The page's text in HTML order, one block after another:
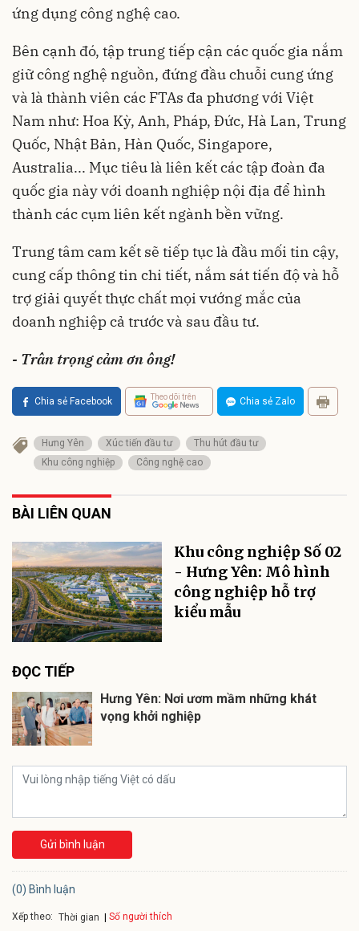
ứng dụng công nghệ cao.
Bên cạnh đó, tập trung tiếp cận các quốc gia nắm
giữ công nghệ nguồn, đứng đầu chuỗi cung ứng
và là thành viên các FTAs đa phương với Việt
Nam như: Hoa Kỳ, Anh, Pháp, Đức, Hà Lan, Trung
Quốc, Nhật Bản, Hàn Quốc, Singapore,
Australia... Mục tiêu là liên kết các tập đoàn đa
quốc gia này với doanh nghiệp nội địa để hình
thành các cụm liên kết ngành bền vững.
Trung tâm cam kết sẽ tiếp tục là đầu mối tin cậy,
cung cấp thông tin chi tiết, nắm sát tiến độ và hỗ
trợ giải quyết thực chất mọi vướng mắc của
doanh nghiệp cả trước và sau đầu tư.
- Trân trọng cảm ơn ông!
Chia sẻ Facebook Theo dõi trên Chia sẻ Zalo
Hưng Yên Xúc tiến đầu tư
Thu hút đầu tư
Khu công nghiệp
Công nghệ cao
BÀI LIÊN QUAN
Khu công nghiệp Số 02
- Hưng Yên: Mô hình
công nghiệp hỗ trợ
kiểu mẫu
ĐỌC TIẾP
Hưng Yên: Nơi ươm mầm những khát
vọng khởi nghiệp
Gửi bình luận
(0) Bình luận
Xếp theo: Thời gian Số người thích